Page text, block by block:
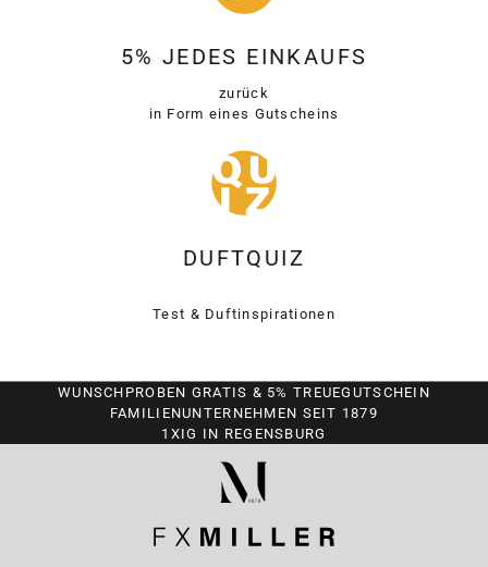
5% JEDES EINKAUFS
zurück
in Form eines Gutscheins
DUFTQUIZ
Test & Duftinspirationen
WUNSCHPROBEN GRATIS & 5% TREUEGUTSCHEIN
FAMILIENUNTERNEHMEN SEIT 1879
1XIG IN REGENSBURG